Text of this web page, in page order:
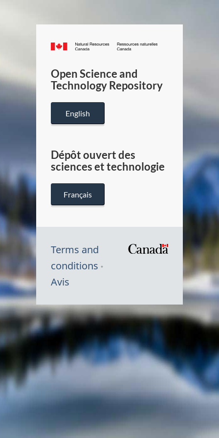
Canada.ca
/
Canada
Open Science and
Technology Repository
English
Dépôt ouvert des
sciences et technologie
Français
Terms and
conditions
Avis
Symbole
du
Canada